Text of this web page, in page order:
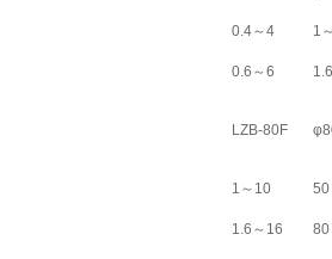
0.4～4 1
0.6～6
LZB-80F
1～10 50
1.6～16 80